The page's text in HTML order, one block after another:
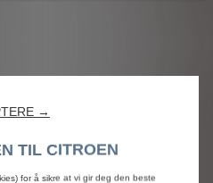
, passasjer- og
→
TIL CITROEN
for å sikre at vi gir deg den beste